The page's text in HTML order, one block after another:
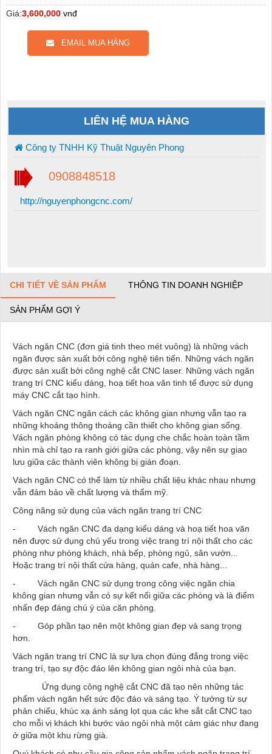
Giá:3,600,000 vnđ
EMAIL MUA HÀNG
LIÊN HỆ MUA HÀNG
Công ty TNHH Kỹ Thuật Nguyên Phong
0908848518
http://nguyenphongcnc.com/
CHI TIẾT VỀ SẢN PHẨM THÔNG TIN DOANH NGHIỆP
SẢN PHẨM GỢI Ý
Vách ngăn CNC (đơn giá tinh theo mét vuông) là những vách
ngăn được sản xuất bởi công nghệ tiên tiến. Những vách ngăn
được sản xuất bởi công nghệ cắt CNC laser. Những vách ngăn
trang trí CNC kiểu dáng, hoạ tiết hoa văn tinh tế được sử dụng
máy CNC cắt tạo hình.
Vách ngăn CNC ngăn cách các không gian nhưng vẫn tạo ra
những khoảng thông thoáng cần thiết cho không gian sống.
Vách ngăn phòng không có tác dụng che chắc hoàn toàn tầm
nhìn mà chỉ tạo ra ranh giới giữa các phòng, vậy nên sự giao
lưu giữa các thành viên không bị gián đoạn.
Vách ngăn CNC có thể làm từ nhiều chất liệu khác nhau nhưng
vẫn đảm bảo về chất lượng và thẩm mỹ.
Công năng sử dụng của vách ngăn trang trí CNC
- Vách ngăn CNC đa dạng kiểu dáng và hoạ tiết hoa văn
nên được sử dụng chủ yếu trong việc trang trí nội thất cho các
phòng như phòng khách, nhà bếp, phòng ngủ, sân vườn...
Hoặc trang trí nội thất cửa hàng, quán cafe, nhà hàng...
- Vách ngăn CNC sử dụng trong công việc ngăn chia
không gian nhưng vẫn có sự kết nối giữa các phòng và là điểm
nhấn đẹp đáng chú ý của căn phòng.
- Góp phần tạo nên một không gian đẹp và sang trọng
hơn.
Vách ngăn trang trí CNC là sự lựa chọn đúng đắng trong việc
trang trí, tạo sự độc đáo lên không gian ngôi nhà của bạn.
Ứng dụng công nghệ cắt CNC đã tạo nên những tác
phẩm vách ngăn hết sức độc đáo và sáng tạo. Ý tưởng từ sự
phản chiếu, khúc xạ ánh sáng lọt qua các khe sắt cắt CNC tạo
cho mỗi vị khách khi bước vào ngôi nhà một cảm giác như đang
ở giữa một khu rừng già.